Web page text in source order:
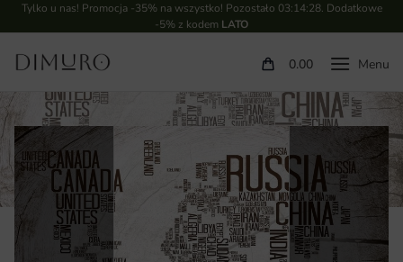
Tylko u nas! Promocja -35% na wszystko! Pozostało 03:14:27. Dodatkowe
-5% z kodem LATO
0.00